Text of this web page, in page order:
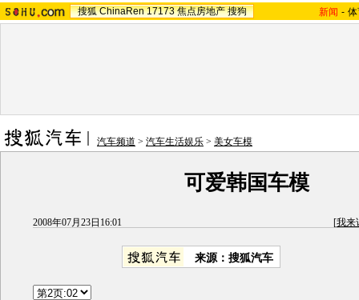
搜狐 ChinaRen 17173 焦点房地产 搜狗 新闻 -
汽车频道 > 汽车生活娱乐 > 美女车模
可爱韩国车模
2008年07月23日16:01 [我来
来源：搜狐汽车